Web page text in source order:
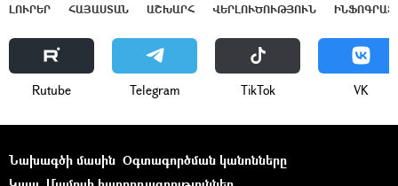
ԼՈՒՐԵՐ ՀԱՅԱՍՏԱՆ ԱՇԽԱՐՀ ՎԵՐԼՈՒԾՈՒԹՅՈՒՆ
Rutube Telegram ТikТоk VK
Նախագծի մասին Օգտագործման կանոնները